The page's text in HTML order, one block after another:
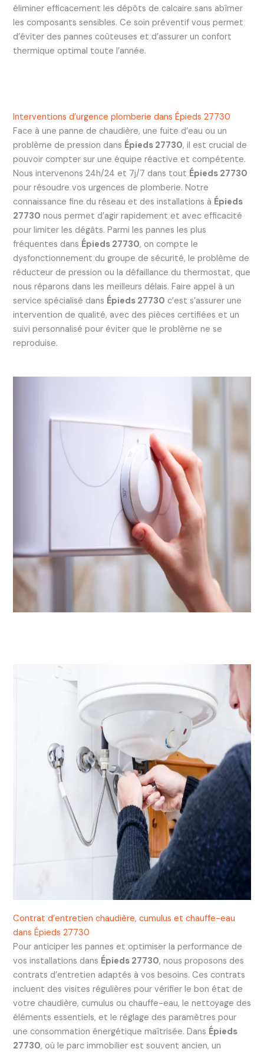
éliminer efficacement les dépôts de calcaire sans abîmer
les composants sensibles. Ce soin préventif vous permet
d’éviter des pannes coûteuses et d’assurer un confort
thermique optimal toute l’année.
Interventions d’urgence plomberie dans Épieds 27730
Face à une panne de chaudière, une fuite d’eau ou un
problème de pression dans Épieds 27730, il est crucial de
pouvoir compter sur une équipe réactive et compétente.
Nous intervenons 24h/24 et 7j/7 dans tout Épieds 27730
pour résoudre vos urgences de plomberie. Notre
connaissance fine du réseau et des installations à Épieds
27730 nous permet d’agir rapidement et avec efficacité
pour limiter les dégâts. Parmi les pannes les plus
fréquentes dans Épieds 27730, on compte le
dysfonctionnement du groupe de sécurité, le problème de
réducteur de pression ou la défaillance du thermostat, que
nous réparons dans les meilleurs délais. Faire appel à un
service spécialisé dans Épieds 27730 c’est s’assurer une
intervention de qualité, avec des pièces certifiées et un
suivi personnalisé pour éviter que le problème ne se
reproduise.
Contrat d’entretien chaudière, cumulus et chauffe-eau
dans Épieds 27730
Pour anticiper les pannes et optimiser la performance de
vos installations dans Épieds 27730, nous proposons des
contrats d’entretien adaptés à vos besoins. Ces contrats
incluent des visites régulières pour vérifier le bon état de
votre chaudière, cumulus ou chauffe-eau, le nettoyage des
éléments essentiels, et le réglage des paramètres pour
une consommation énergétique maîtrisée. Dans Épieds
27730, où le parc immobilier est souvent ancien, un